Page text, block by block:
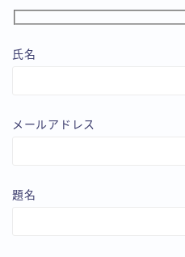
氏名
メールアドレス
題名